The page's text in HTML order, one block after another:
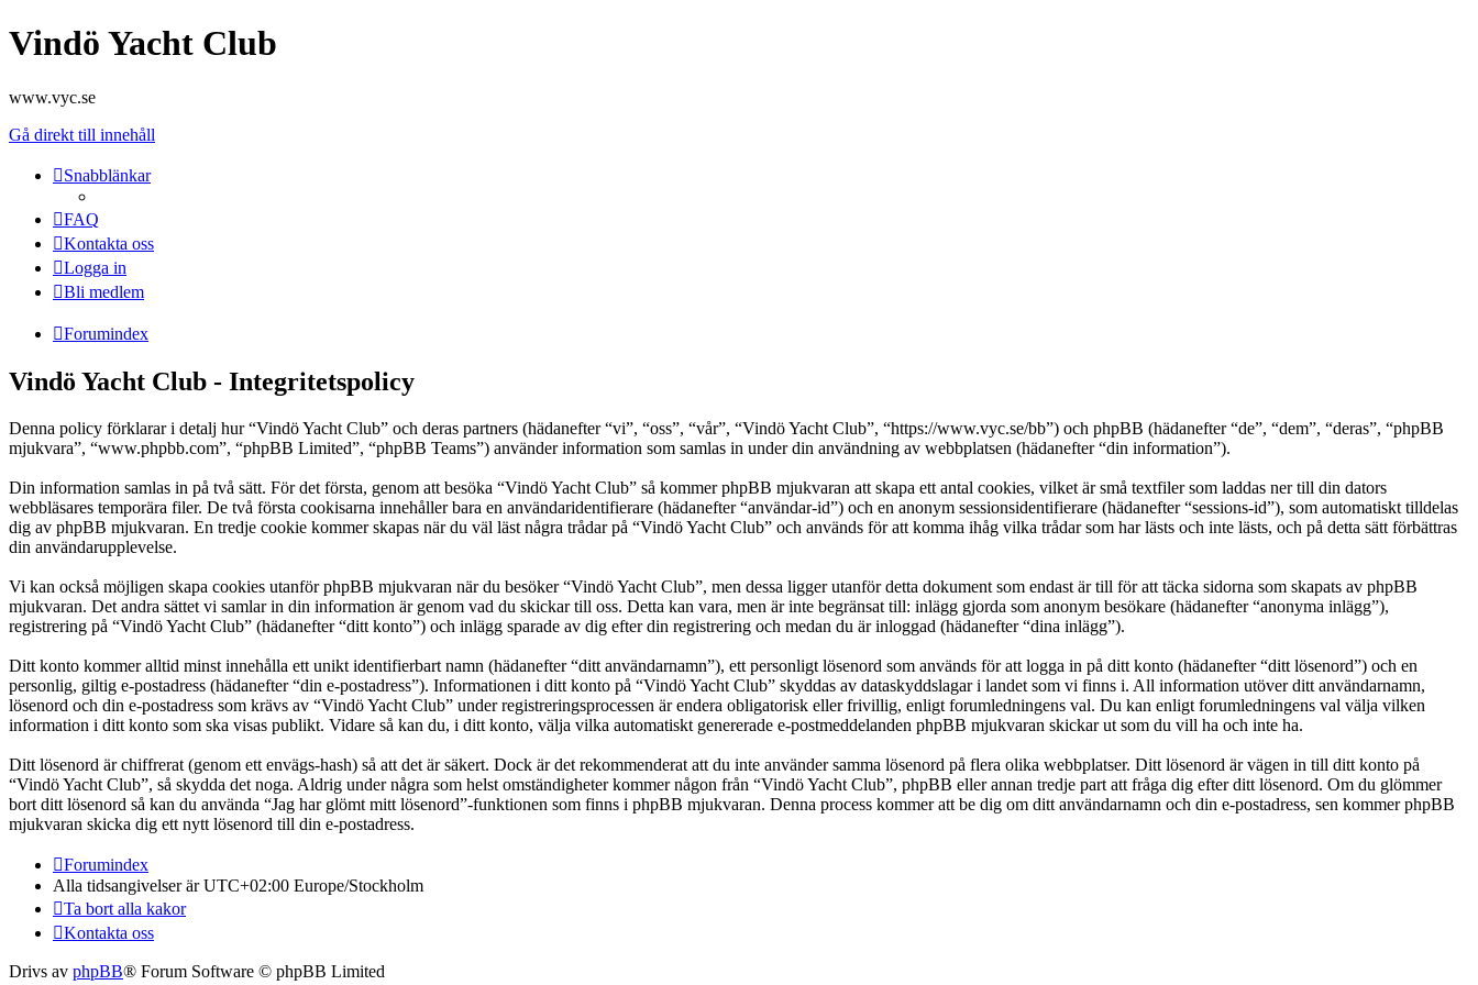
Vindö Yacht Club
www.vyc.se
Gå direkt till innehåll
Snabblänkar
FAQ
Kontakta oss
Logga in
Bli medlem
Forumindex
Vindö Yacht Club - Integritetspolicy
Denna policy förklarar i detalj hur “Vindö Yacht Club” och deras partners (hädanefter “vi”, “oss”, “vår”, “Vindö Yacht Club”, “https://www.vyc.se/bb”) och phpBB (hädanefter “de”, “dem”, “deras”, “phpBB
mjukvara”, “www.phpbb.com”, “phpBB Limited”, “phpBB Teams”) använder information som samlas in under din användning av webbplatsen (hädanefter “din information”).
Din information samlas in på två sätt. För det första, genom att besöka “Vindö Yacht Club” så kommer phpBB mjukvaran att skapa ett antal cookies, vilket är små textfiler som laddas ner till din dators
webbläsares temporära filer. De två första cookisarna innehåller bara en användaridentifierare (hädanefter “användar-id”) och en anonym sessionsidentifierare (hädanefter “sessions-id”), som automatiskt tilldelas
dig av phpBB mjukvaran. En tredje cookie kommer skapas när du väl läst några trådar på “Vindö Yacht Club” och används för att komma ihåg vilka trådar som har lästs och inte lästs, och på detta sätt förbättras
din användarupplevelse.
Vi kan också möjligen skapa cookies utanför phpBB mjukvaran när du besöker “Vindö Yacht Club”, men dessa ligger utanför detta dokument som endast är till för att täcka sidorna som skapats av phpBB
mjukvaran. Det andra sättet vi samlar in din information är genom vad du skickar till oss. Detta kan vara, men är inte begränsat till: inlägg gjorda som anonym besökare (hädanefter “anonyma inlägg”),
registrering på “Vindö Yacht Club” (hädanefter “ditt konto”) och inlägg sparade av dig efter din registrering och medan du är inloggad (hädanefter “dina inlägg”).
Ditt konto kommer alltid minst innehålla ett unikt identifierbart namn (hädanefter “ditt användarnamn”), ett personligt lösenord som används för att logga in på ditt konto (hädanefter “ditt lösenord”) och en
personlig, giltig e-postadress (hädanefter “din e-postadress”). Informationen i ditt konto på “Vindö Yacht Club” skyddas av dataskyddslagar i landet som vi finns i. All information utöver ditt användarnamn,
lösenord och din e-postadress som krävs av “Vindö Yacht Club” under registreringsprocessen är endera obligatorisk eller frivillig, enligt forumledningens val. Du kan enligt forumledningens val välja vilken
information i ditt konto som ska visas publikt. Vidare så kan du, i ditt konto, välja vilka automatiskt genererade e-postmeddelanden phpBB mjukvaran skickar ut som du vill ha och inte ha.
Ditt lösenord är chiffrerat (genom ett envägs-hash) så att det är säkert. Dock är det rekommenderat att du inte använder samma lösenord på flera olika webbplatser. Ditt lösenord är vägen in till ditt konto på
“Vindö Yacht Club”, så skydda det noga. Aldrig under några som helst omständigheter kommer någon från “Vindö Yacht Club”, phpBB eller annan tredje part att fråga dig efter ditt lösenord. Om du glömmer
bort ditt lösenord så kan du använda “Jag har glömt mitt lösenord”-funktionen som finns i phpBB mjukvaran. Denna process kommer att be dig om ditt användarnamn och din e-postadress, sen kommer phpBB
mjukvaran skicka dig ett nytt lösenord till din e-postadress.
Forumindex
Alla tidsangivelser är UTC+02:00 Europe/Stockholm
Ta bort alla kakor
Kontakta oss
Drivs av phpBB® Forum Software © phpBB Limited